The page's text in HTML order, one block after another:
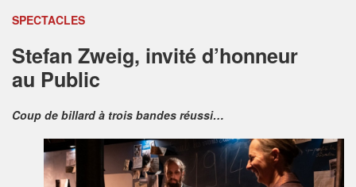
SPECTACLES
Stefan Zweig, invité d’honneur
au Public
Coup de billard à trois bandes réussi…